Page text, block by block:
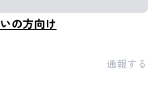
の方向け
通報する